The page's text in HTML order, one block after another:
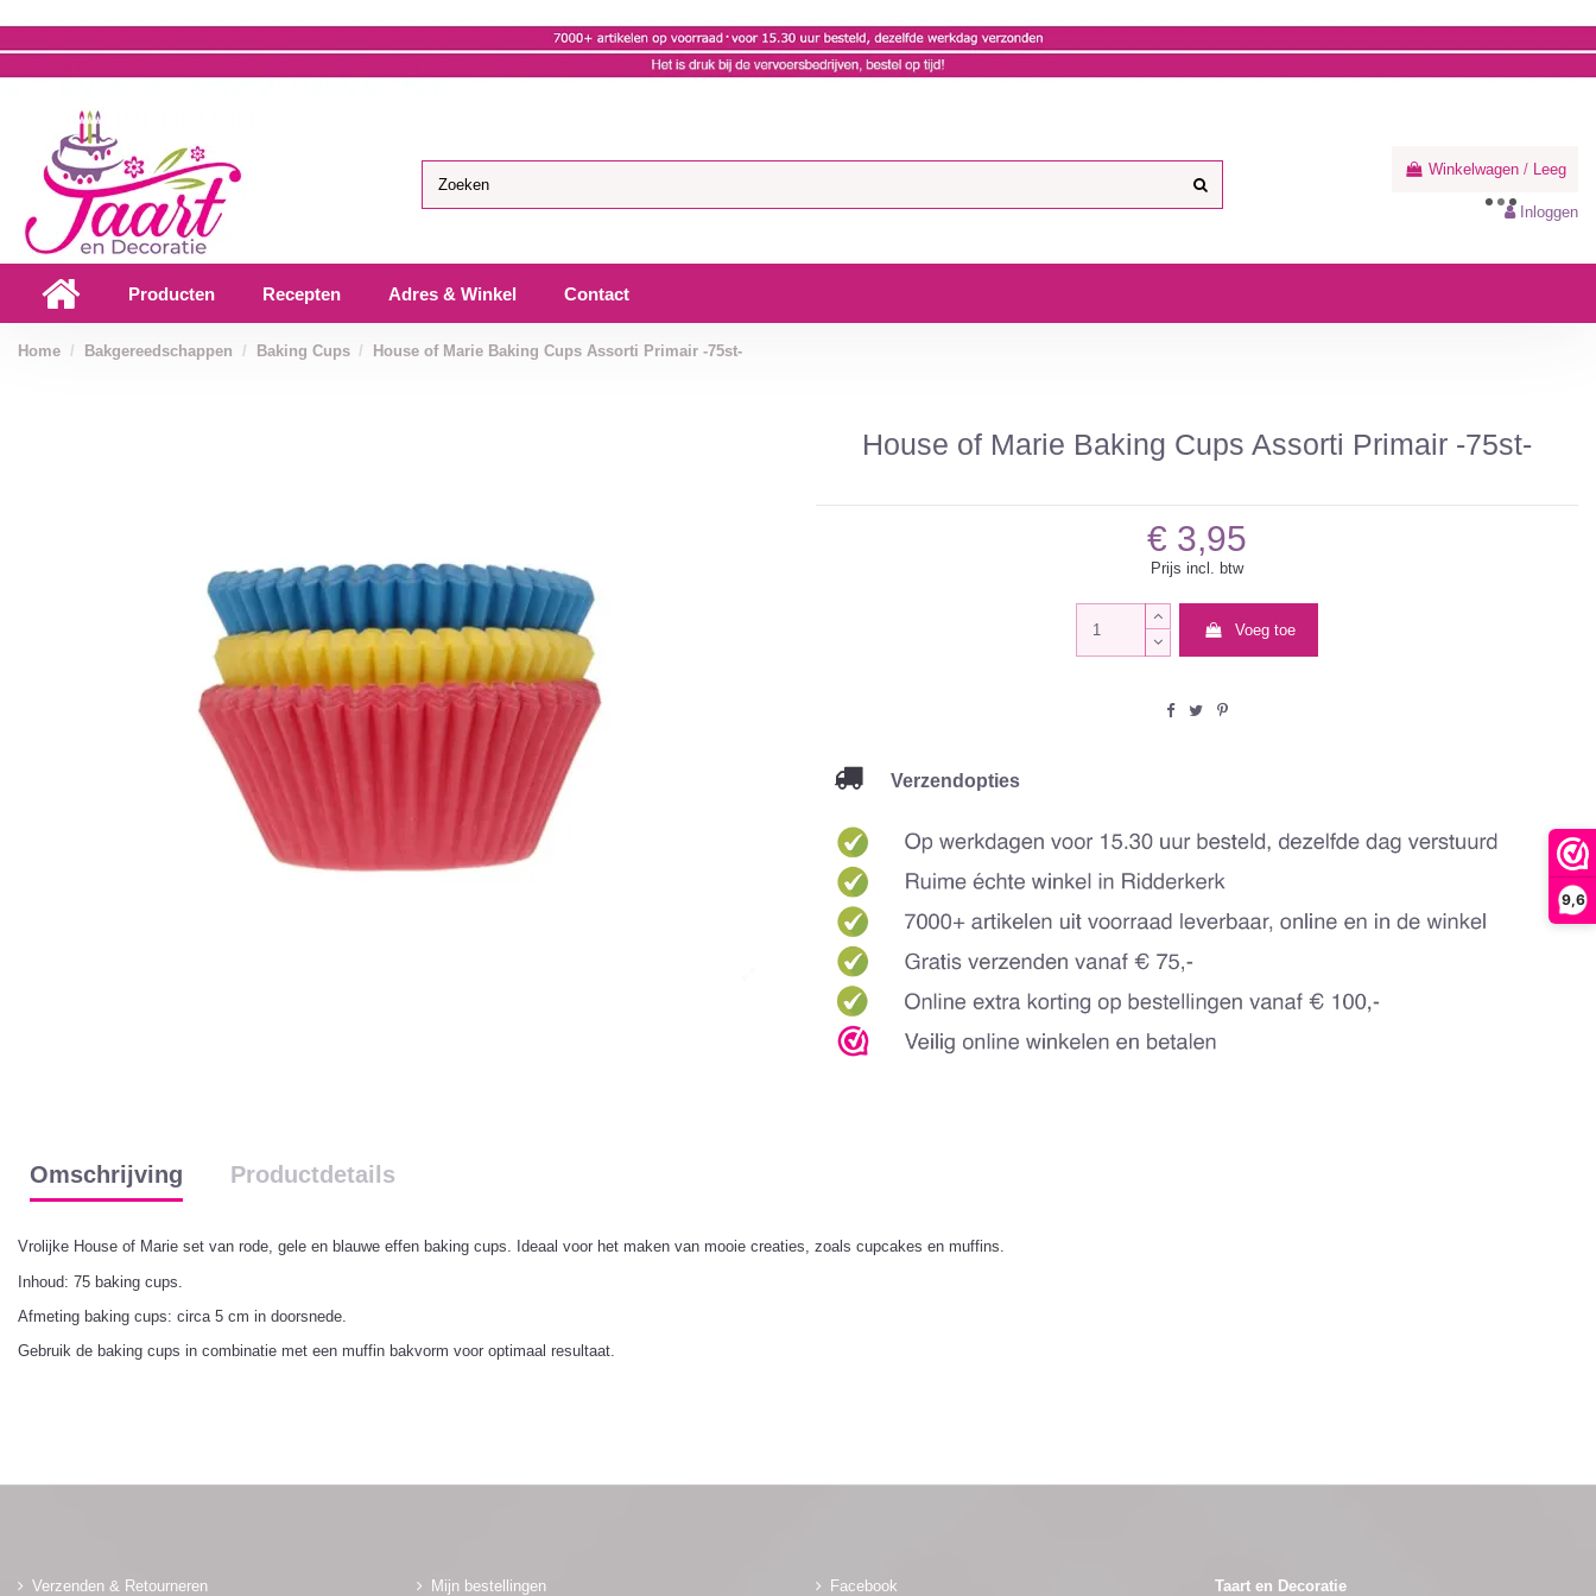
9,6
Winkelwagen / Leeg
Inloggen
Producten Recepten Adres & Winkel Contact
Home Bakgereedschappen Baking Cups House of Marie Baking Cups Assorti Primair -75st-
House of Marie Baking Cups Assorti Primair -75st-
€ 3,95
Prijs incl. btw
Voeg toe
Verzendopties
Omschrijving Productdetails
Vrolijke House of Marie set van rode, gele en blauwe effen baking cups. Ideaal voor het maken van mooie creaties, zoals cupcakes en muffins.
Inhoud: 75 baking cups.
Afmeting baking cups: circa 5 cm in doorsnede.
Gebruik de baking cups in combinatie met een muffin bakvorm voor optimaal resultaat.
Verzenden & Retourneren Mijn bestellingen Facebook Taart en Decoratie